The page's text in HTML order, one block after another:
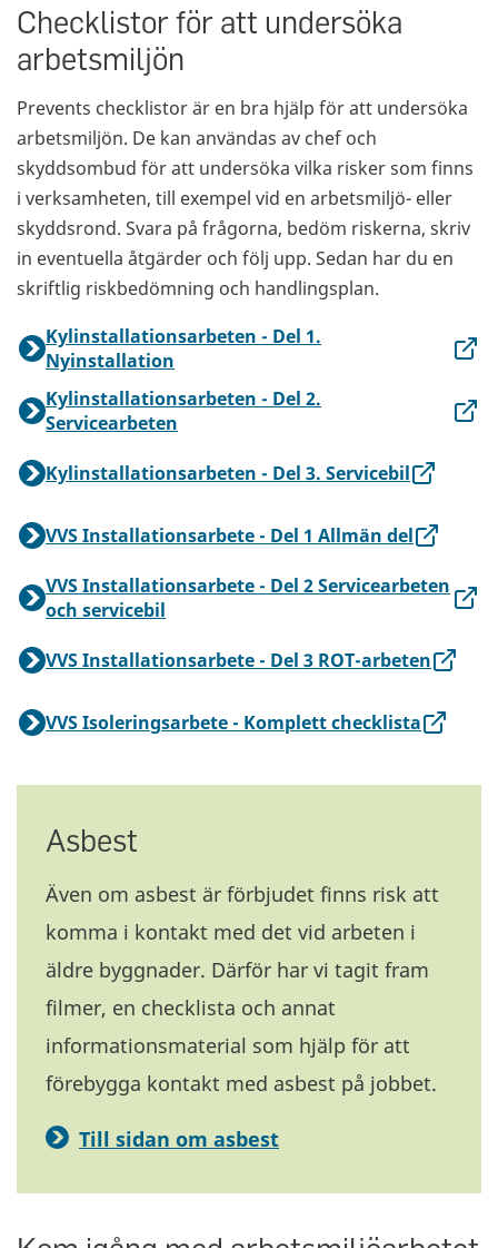
Checklistor för att undersöka
arbetsmiljön
Prevents checklistor är en bra hjälp för att undersöka
arbetsmiljön. De kan användas av chef och
skyddsombud för att undersöka vilka risker som finns
i verksamheten, till exempel vid en arbetsmiljö- eller
skyddsrond. Svara på frågorna, bedöm riskerna, skriv
in eventuella åtgärder och följ upp. Sedan har du en
skriftlig riskbedömning och handlingsplan.
Kylinstallationsarbeten - Del 1.
Nyinstallation
Kylinstallationsarbeten - Del 2.
Servicearbeten
Kylinstallationsarbeten - Del 3. Servicebil
VVS Installationsarbete - Del 1 Allmän del
VVS Installationsarbete - Del 2 Servicearbeten
och servicebil
VVS Installationsarbete - Del 3 ROT-arbeten
VVS Isoleringsarbete - Komplett checklista
Asbest
Även om asbest är förbjudet finns risk att
komma i kontakt med det vid arbeten i
äldre byggnader. Därför har vi tagit fram
filmer, en checklista och annat
informationsmaterial som hjälp för att
förebygga kontakt med asbest på jobbet.
Till sidan om asbest